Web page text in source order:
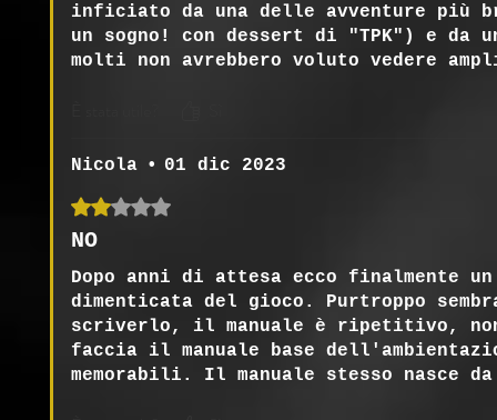
inficiato da una delle avventure più
un sogno! con dessert di "TPK") e da
molti non avrebbero voluto vedere
Nicola • 01 dic 2023
Valutazione 2 stelle su 5.
NO
Dopo anni di attesa ecco finalmente
dimenticata del gioco. Purtroppo
scriverlo, il manuale è ripetitivo,
faccia il manuale base
memorabili. Il manuale stesso nasce